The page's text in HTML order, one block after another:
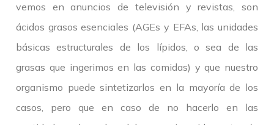
vemos en anuncios de televisión y revistas, son
ácidos grasos esenciales (AGEs y EFAs, las unidades
básicas estructurales de los lípidos, o sea de las
grasas que ingerimos en las comidas) y que nuestro
organismo puede sintetizarlos en la mayoría de los
casos, pero que en caso de no hacerlo en las